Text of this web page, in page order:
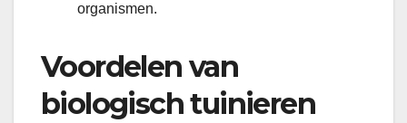
organismen.
Voordelen van
biologisch tuinieren